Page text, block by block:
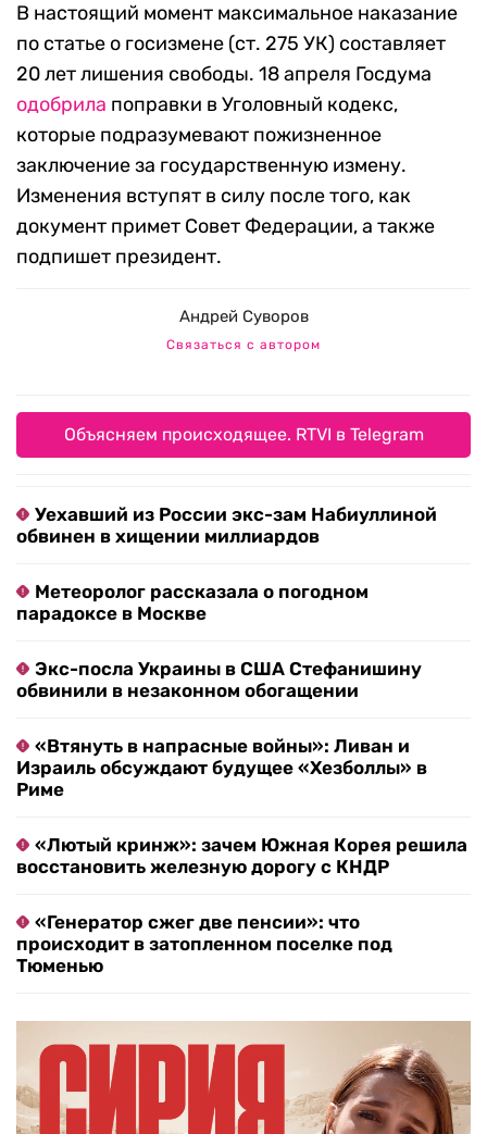
В настоящий момент максимальное наказание
по статье о госизмене (ст. 275 УК) составляет
20 лет лишения свободы. 18 апреля Госдума
одобрила поправки в Уголовный кодекс,
которые подразумевают пожизненное
заключение за государственную измену.
Изменения вступят в силу после того, как
документ примет Совет Федерации, а также
подпишет президент.
Андрей Суворов
Связаться с автором
Объясняем происходящее. RTVI в Telegram
Уехавший из России экс-зам Набиуллиной
обвинен в хищении миллиардов
Метеоролог рассказала о погодном
парадоксе в Москве
Экс-посла Украины в США Стефанишину
обвинили в незаконном обогащении
«Втянуть в напрасные войны»: Ливан и
Израиль обсуждают будущее «Хезболлы» в
Риме
«Лютый кринж»: зачем Южная Корея решила
восстановить железную дорогу с КНДР
«Генератор сжег две пенсии»: что
происходит в затопленном поселке под
Тюменью